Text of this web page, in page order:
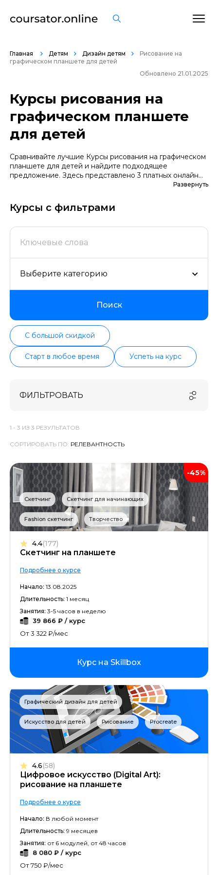
Главная Детям Дизайн детям
Рисование на
графическом планшете для детей
Обновлено 21.01.2025
Курсы рисования на
графическом планшете
для детей
Сравнивайте лучшие Курсы рисования на графическом
планшете для детей и найдите подходящее
предложение. Здесь представлено 3 платных онлайн
курсов, которые помогут вам стать грамотными
профессии, сначала попробуйте бесплатные варианты.
Большой выбор обучающих программ по цене,
рассрочки. Мы поддерживаем информацию о всех
курсах проверенных школ в актуальном состоянии.
Развернуть
Курсы с фильтрами
Выберите категорию
Поиск
С большой скидкой
Старт в любое время Успеть на курс
ФИЛЬТРОВАТЬ
1 - 3 ИЗ 3 РЕЗУЛЬТАТОВ
СОРТИРОВАТЬ ПО:
-45%
Скетчинг Скетчинг для начинающих
Fashion скетчинг Творчество
Скетчинг на планшете
4.4(177)
Подробнее о курсе
Начало: 13.08.2025
Длительность: 1 месяц
Занятия: 3-5 часов в неделю
39 866 ₽ / курс
От 3 322 ₽/мес
Курс на Skillbox
Графический дизайн для детей
Искусство для детей Рисование Procreate
Цифровое искусство (Digital Art):
рисование на планшете
4.6(58)
Подробнее о курсе
Начало: В любой момент
Длительность: 9 месяцев
Занятия: от 6 модулей, от 48 часов
8 080 ₽ / курс
От 750 ₽/мес